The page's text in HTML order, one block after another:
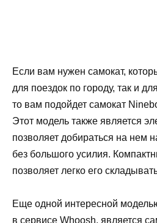
Если вам нужен самокат,
для поездок по городу, так и
то вам подойдет самокат
Этот модель также является
позволяет добираться на нем
без большого усилия.
позволяет легко его
Еще одной интересной
в сервисе Whoosh, является